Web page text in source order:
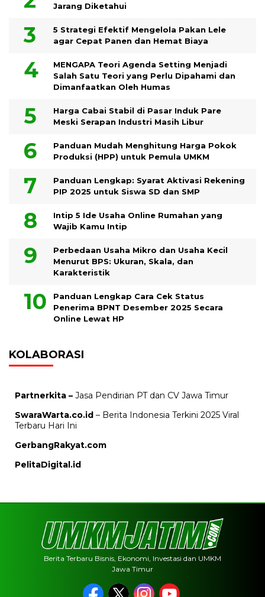
Jarang Diketahui
5 Strategi Efektif Mengelola Pakan Lele
agar Cepat Panen dan Hemat Biaya
MENGAPA Teori Agenda Setting Menjadi
Salah Satu Teori yang Perlu Dipahami dan
Dimanfaatkan Oleh Humas
Harga Cabai Stabil di Pasar Induk Pare
Meski Serapan Industri Masih Libur
Panduan Mudah Menghitung Harga Pokok
Produksi (HPP) untuk Pemula UMKM
Panduan Lengkap: Syarat Aktivasi Rekening
PIP 2025 untuk Siswa SD dan SMP
Intip 5 Ide Usaha Online Rumahan yang
Wajib Kamu Intip
Perbedaan Usaha Mikro dan Usaha Kecil
Menurut BPS: Ukuran, Skala, dan
Karakteristik
Panduan Lengkap Cara Cek Status
Penerima BPNT Desember 2025 Secara
Online Lewat HP
KOLABORASI
Partnerkita – Jasa Pendirian PT dan CV Jawa Timur
SwaraWarta.co.id – Berita Indonesia Terkini 2025 Viral
Terbaru Hari Ini
GerbangRakyat.com
PelitaDigital.id
Berita Terbaru Bisnis, Ekonomi, Investasi dan UMKM
Jawa Timur